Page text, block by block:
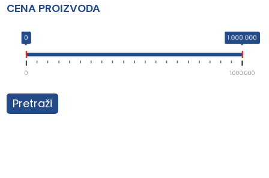
CENA PROIZVODA
0 1.000.000
0 1.000.000
Pretraži